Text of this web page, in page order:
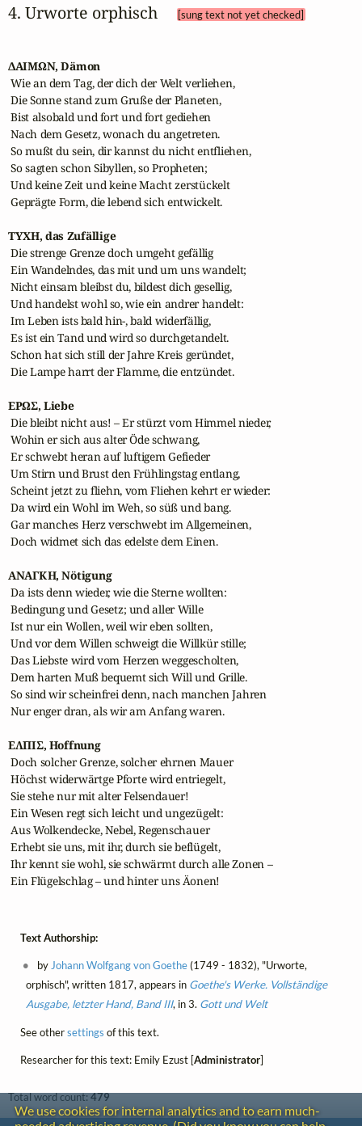
4. Urworte orphisch [sung text not yet checked]
ΔΑΙΜΩΝ, Dämon
Wie an dem Tag, der dich der Welt verliehen,
Die Sonne stand zum Gruße der Planeten,
Bist alsobald und fort und fort gediehen
Nach dem Gesetz, wonach du angetreten.
So mußt du sein, dir kannst du nicht entfliehen,
So sagten schon Sibyllen, so Propheten;
Und keine Zeit und keine Macht zerstückelt
Geprägte Form, die lebend sich entwickelt.
ΤΥΧΗ, das Zufällige
Die strenge Grenze doch umgeht gefällig
Ein Wandelndes, das mit und um uns wandelt;
Nicht einsam bleibst du, bildest dich gesellig,
Und handelst wohl so, wie ein andrer handelt:
Im Leben ists bald hin-, bald widerfällig,
Es ist ein Tand und wird so durchgetandelt.
Schon hat sich still der Jahre Kreis geründet,
Die Lampe harrt der Flamme, die entzündet.
ΕΡΩΣ, Liebe
Die bleibt nicht aus! – Er stürzt vom Himmel nieder,
Wohin er sich aus alter Öde schwang,
Er schwebt heran auf luftigem Gefieder
Um Stirn und Brust den Frühlingstag entlang,
Scheint jetzt zu fliehn, vom Fliehen kehrt er wieder:
Da wird ein Wohl im Weh, so süß und bang.
Gar manches Herz verschwebt im Allgemeinen,
Doch widmet sich das edelste dem Einen.
ΑΝΑΓΚΗ, Nötigung
Da ists denn wieder, wie die Sterne wollten:
Bedingung und Gesetz; und aller Wille
Ist nur ein Wollen, weil wir eben sollten,
Und vor dem Willen schweigt die Willkür stille;
Das Liebste wird vom Herzen weggescholten,
Dem harten Muß bequemt sich Will und Grille.
So sind wir scheinfrei denn, nach manchen Jahren
Nur enger dran, als wir am Anfang waren.
ΕΛΠΙΣ, Hoffnung
Doch solcher Grenze, solcher ehrnen Mauer
Höchst widerwärtge Pforte wird entriegelt,
Sie stehe nur mit alter Felsendauer!
Ein Wesen regt sich leicht und ungezügelt:
Aus Wolkendecke, Nebel, Regenschauer
Erhebt sie uns, mit ihr, durch sie beflügelt,
Ihr kennt sie wohl, sie schwärmt durch alle Zonen –
Text Authorship:
byJohann Wolfgang von Goethe(1749 - 1832), "Urworte,
orphisch", written 1817, appears in Goethe's Werke. Vollständige
Ausgabe, letzter Hand, Band III, in 3. Gott und Welt
See othersettings of this text.
Researcher for this text: Emily Ezust [Administrator]
Total word count:479
We use cookies for internal analytics and to earn much-